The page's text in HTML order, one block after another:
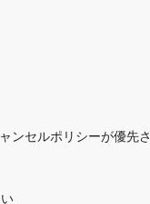
ンセルポリシーが優先